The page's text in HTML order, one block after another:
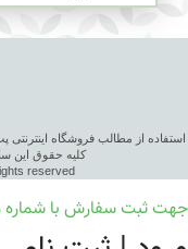
استفاده از مطالب فروشگاه اینترنتی
کلیه حقوق این
reserved
جهت ثبت سفارش با شماره